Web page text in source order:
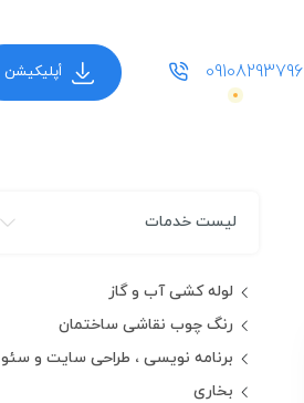
أپلیکیشن 09108293796
لیست خدمات
لوله کشی آب و گاز
رنگ چوب نقاشی ساختمان
برنامه نویسی ، طراحی سایت و سئو
بخاری